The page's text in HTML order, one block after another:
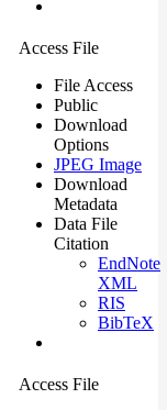
Access File
File Access
Public
Download
Options
JPEG Image
Download
Metadata
Data File
Citation
EndNote
XML
RIS
BibTeX
Access File